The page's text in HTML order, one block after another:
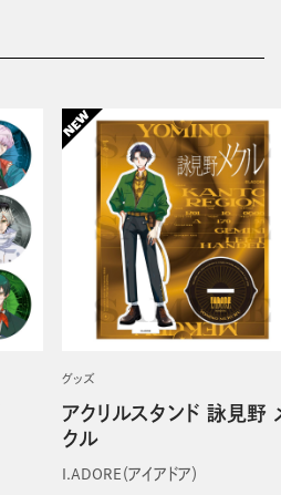
グッズ
アクリルスタンド 詠見野
クル
I.ADORE（アイアドア）